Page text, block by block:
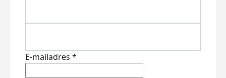
E-mailadres *